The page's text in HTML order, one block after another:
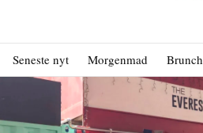
Seneste nyt Morgenmad Brunch